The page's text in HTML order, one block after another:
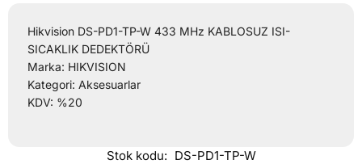
Hikvision DS-PD1-TP-W 433 MHz KABLOSUZ ISI-
SICAKLIK DEDEKTÖRÜ
Marka: HIKVISION
Kategori: Aksesuarlar
KDV: %20
Stok kodu: DS-PD1-TP-W